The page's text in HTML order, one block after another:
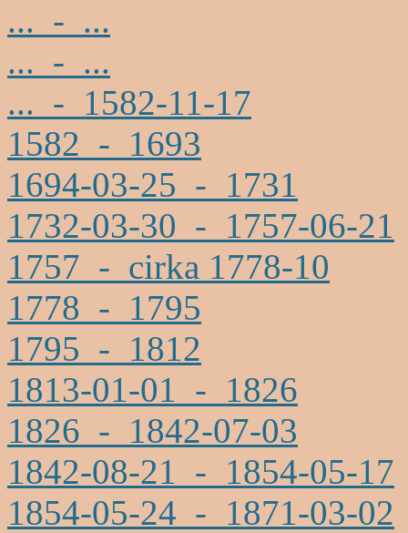
... - ...
... - ...
... - 1582-11-17
1582 - 1693
1694-03-25 - 1731
1732-03-30 - 1757-06-21
1757 - cirka 1778-10
1778 - 1795
1795 - 1812
1813-01-01 - 1826
1826 - 1842-07-03
1842-08-21 - 1854-05-17
1854-05-24 - 1871-03-02